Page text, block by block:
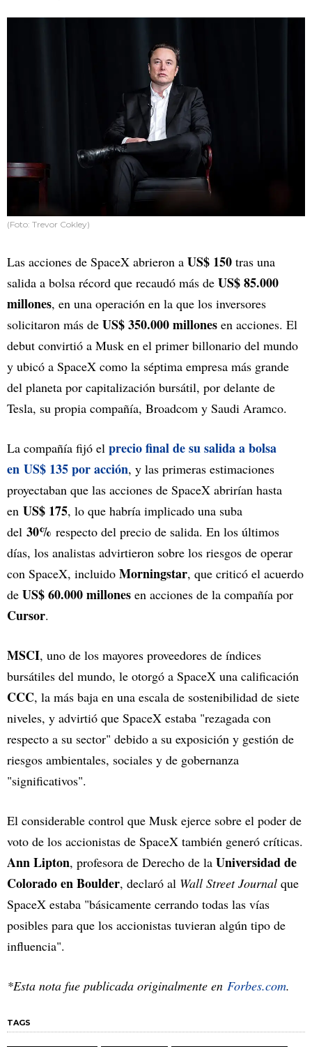
(Foto: Trevor Cokley)
Las acciones de SpaceX abrieron a US$ 150 tras una
salida a bolsa récord que recaudó más de US$ 85.000
millones, en una operación en la que los inversores
solicitaron más de US$ 350.000 millones en acciones. El
debut convirtió a Musk en el primer billonario del mundo
y ubicó a SpaceX como la séptima empresa más grande
del planeta por capitalización bursátil, por delante de
Tesla, su propia compañía, Broadcom y Saudi Aramco.
La compañía fijó el precio final de su salida a bolsa
en US$ 135 por acción, y las primeras estimaciones
proyectaban que las acciones de SpaceX abrirían hasta
en US$ 175, lo que habría implicado una suba
del 30% respecto del precio de salida. En los últimos
días, los analistas advirtieron sobre los riesgos de operar
con SpaceX, incluido Morningstar, que criticó el acuerdo
de US$ 60.000 millones en acciones de la compañía por
Cursor.
MSCI, uno de los mayores proveedores de índices
bursátiles del mundo, le otorgó a SpaceX una calificación
CCC, la más baja en una escala de sostenibilidad de siete
niveles, y advirtió que SpaceX estaba "rezagada con
respecto a su sector" debido a su exposición y gestión de
riesgos ambientales, sociales y de gobernanza
"significativos".
El considerable control que Musk ejerce sobre el poder de
voto de los accionistas de SpaceX también generó críticas.
Ann Lipton, profesora de Derecho de la Universidad de
Colorado en Boulder, declaró al Wall Street Journal que
SpaceX estaba "básicamente cerrando todas las vías
posibles para que los accionistas tuvieran algún tipo de
influencia".
*Esta nota fue publicada originalmente en Forbes.com.
TAGS